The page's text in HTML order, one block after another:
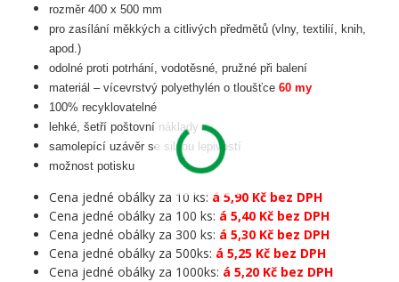
rozměr 400 x 500 mm
pro zasílání měkkých a citlivých předmětů (vlny, textilií, knih,
apod.)
odolné proti potrhání, vodotěsné, pružné při balení
materiál – vícevrstvý polyethylén o tloušťce 60 my
100% recyklovatelné
lehké, šetří poštovní náklady
samolepící uzávěr se silnou lepivostí
možnost potisku
Cena jedné obálky za 10 ks: á 5,90 Kč bez DPH
Cena jedné obálky za 100 ks: á 5,40 Kč bez DPH
Cena jedné obálky za 300 ks: á 5,30 Kč bez DPH
Cena jedné obálky za 500ks: á 5,25 Kč bez DPH
Cena jedné obálky za 1000ks: á 5,20 Kč bez DPH